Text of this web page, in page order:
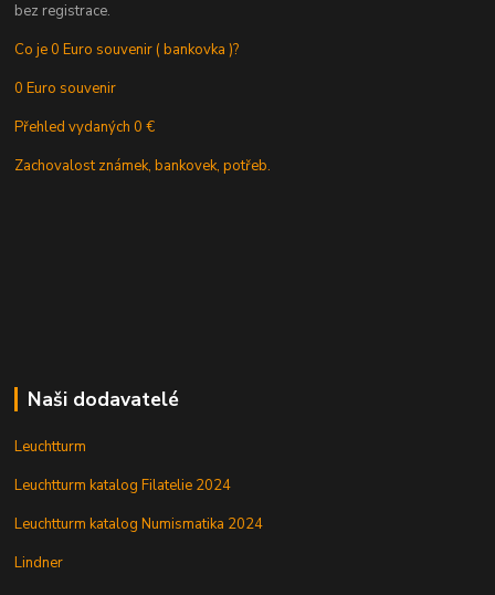
bez registrace.
Co je 0 Euro souvenir ( bankovka )?
0 Euro souvenir
Přehled vydaných 0 €
Zachovalost známek, bankovek, potřeb.
Naši dodavatelé
Leuchtturm
Leuchtturm katalog Filatelie 2024
Leuchtturm katalog Numismatika 2024
Lindner